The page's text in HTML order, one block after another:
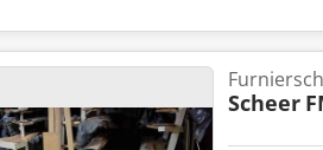
Scheer